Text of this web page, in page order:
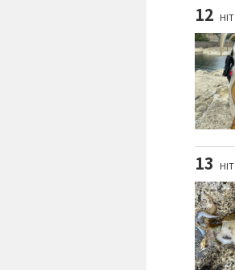
12 HIT
13 HIT